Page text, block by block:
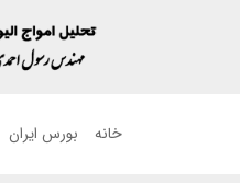
خانه بورس ایران